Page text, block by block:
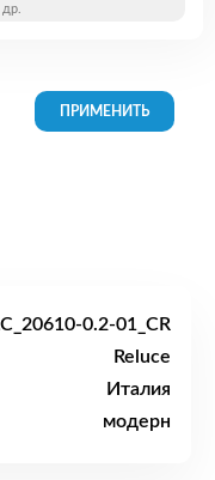
0.2-01_CR
Reluce
Италия
модерн